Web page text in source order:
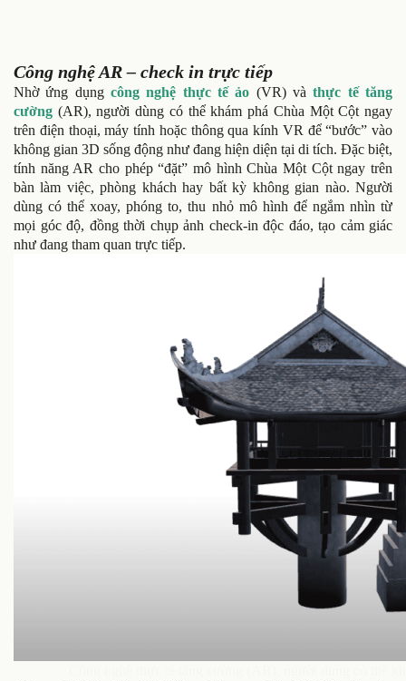
Công nghệ AR – check in trực tiếp
Nhờ ứng dụng công nghệ thực tế ảo (VR) vàthực tế tăng
cường (AR), người dùng có thể khám phá Chùa Một Cột ngay
trên điện thoại, máy tính hoặc thông qua kính VR để “bước” vào
không gian 3D sống động như đang hiện diện tại di tích. Đặc biệt,
tính năng AR cho phép “đặt” mô hình Chùa Một Cột ngay trên
bàn làm việc, phòng khách hay bất kỳ không gian nào. Người
dùng có thể xoay, phóng to, thu nhỏ mô hình để ngắm nhìn từ
mọi góc độ, đồng thời chụp ảnh check-in độc đáo, tạo cảm giác
như đang tham quan trực tiếp.